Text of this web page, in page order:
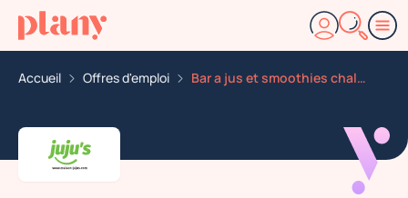
Accueil Offres d'emploi Bar a jus et smoothies chalons en champagne 16 06